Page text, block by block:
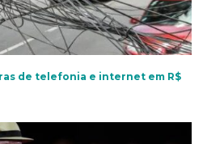
de telefonia e internet em R$